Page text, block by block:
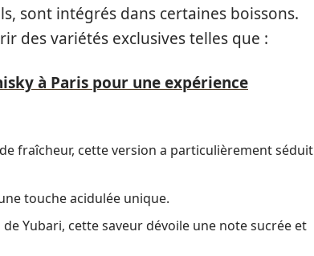
sont intégrés dans certaines boissons.
des variétés exclusives telles que :
à Paris pour une expérience
fraîcheur, cette version a particulièrement séduit
touche acidulée unique.
Yubari, cette saveur dévoile une note sucrée et